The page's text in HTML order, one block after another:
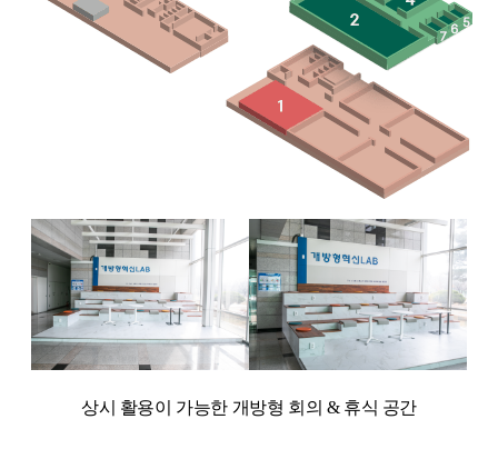
상시 활용이 가능한 개방형 회의 & 휴식 공간